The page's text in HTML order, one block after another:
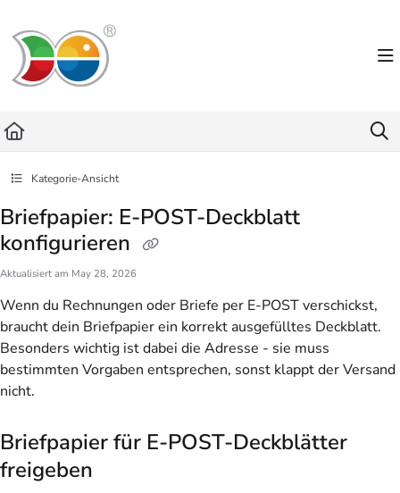
Fetch the complete documentation index at:
Use this file to discover all available pages before exploring further.
Kategorie-Ansicht
Briefpapier: E-POST-Deckblatt
konfigurieren
Aktualisiert am May 28, 2026
Wenn du Rechnungen oder Briefe per E-POST verschickst,
braucht dein Briefpapier ein korrekt ausgefülltes Deckblatt.
Besonders wichtig ist dabei die Adresse - sie muss
bestimmten Vorgaben entsprechen, sonst klappt der Versand
nicht.
Briefpapier für E-POST-Deckblätter
freigeben